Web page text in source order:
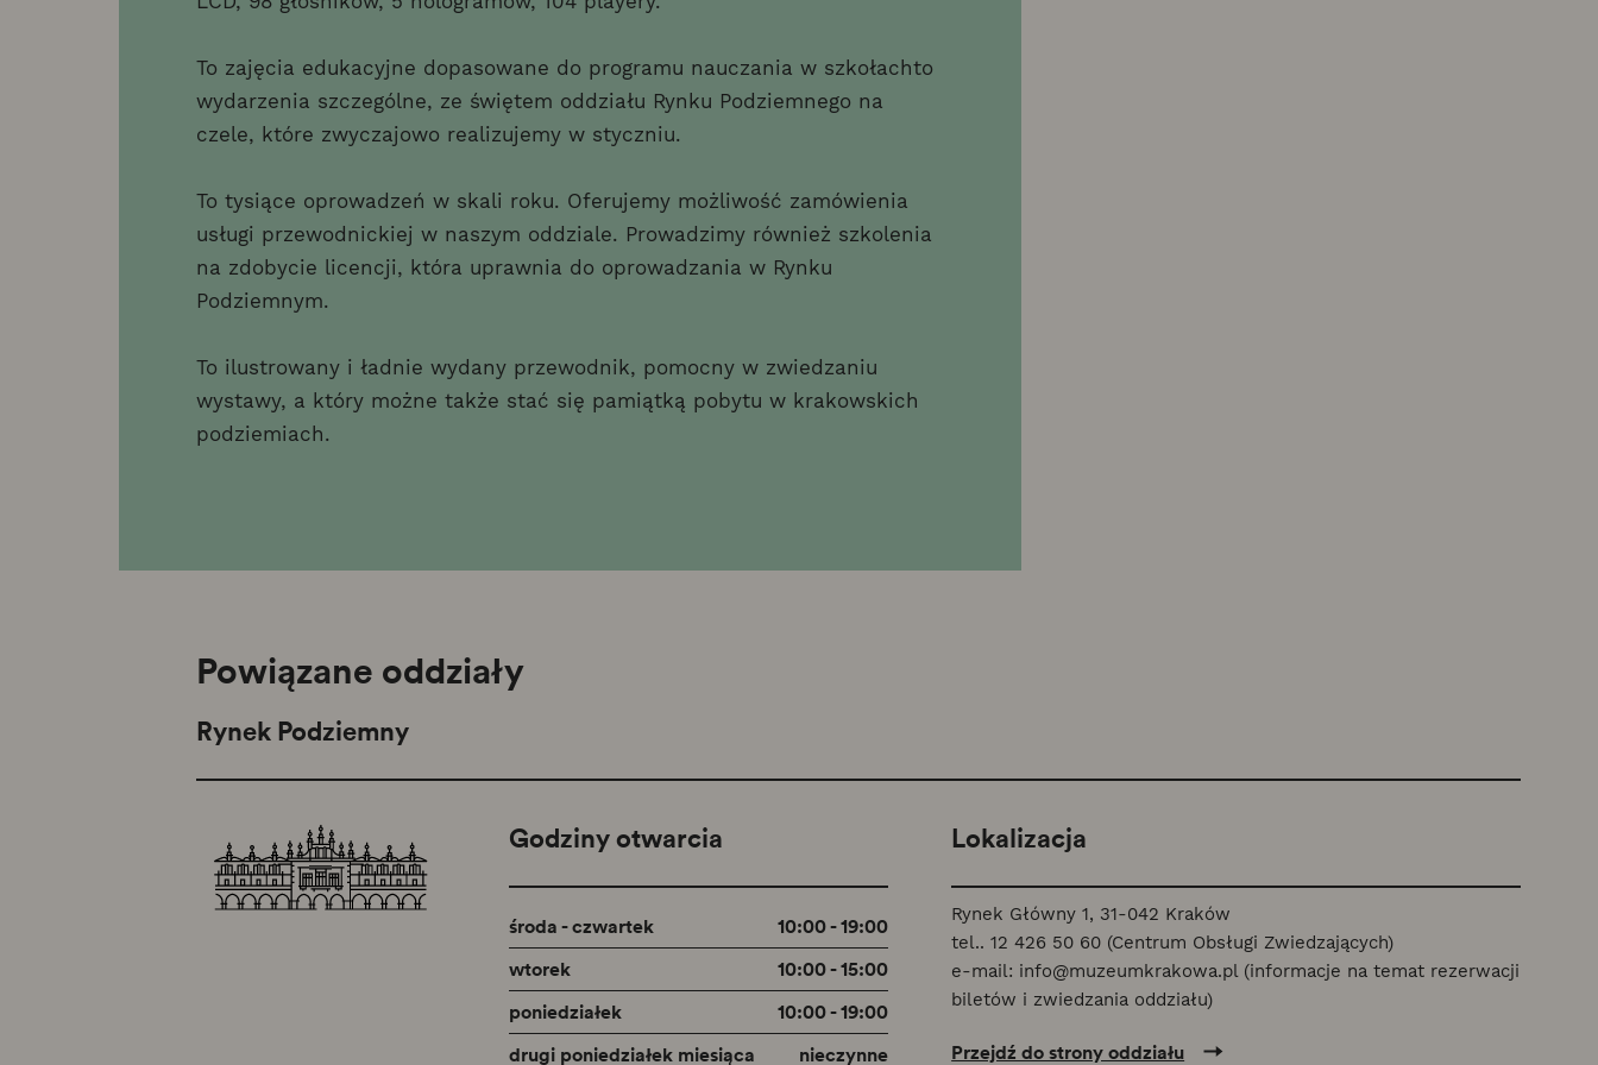
To zajęcia edukacyjne dopasowane do programu nauczania w szkołachto
wydarzenia szczególne, ze świętem oddziału Rynku Podziemnego na
czele, które zwyczajowo realizujemy w styczniu.
To tysiące oprowadzeń w skali roku. Oferujemy możliwość zamówienia
usługi przewodnickiej w naszym oddziale. Prowadzimy również szkolenia
na zdobycie licencji, która uprawnia do oprowadzania w Rynku
Podziemnym.
To ilustrowany i ładnie wydany przewodnik, pomocny w zwiedzaniu
wystawy, a który możne także stać się pamiątką pobytu w krakowskich
podziemiach.
Powiązane oddziały
Rynek Podziemny
Godziny otwarcia
środa - czwartek
10:00 - 19:00
wtorek
10:00 - 15:00
poniedziałek
10:00 - 19:00
drugi poniedziałek miesiąca
nieczynne
Lokalizacja
Rynek Główny 1, 31-042 Kraków
tel..12 426 50 60 (Centrum Obsługi Zwiedzających)
e-mail: info@muzeumkrakowa.pl (informacje na temat rezerwacji
biletów i zwiedzania oddziału)
Przejdź do strony oddziału